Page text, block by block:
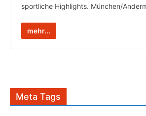
sportliche Highlights. München/
mehr...
Meta Tags